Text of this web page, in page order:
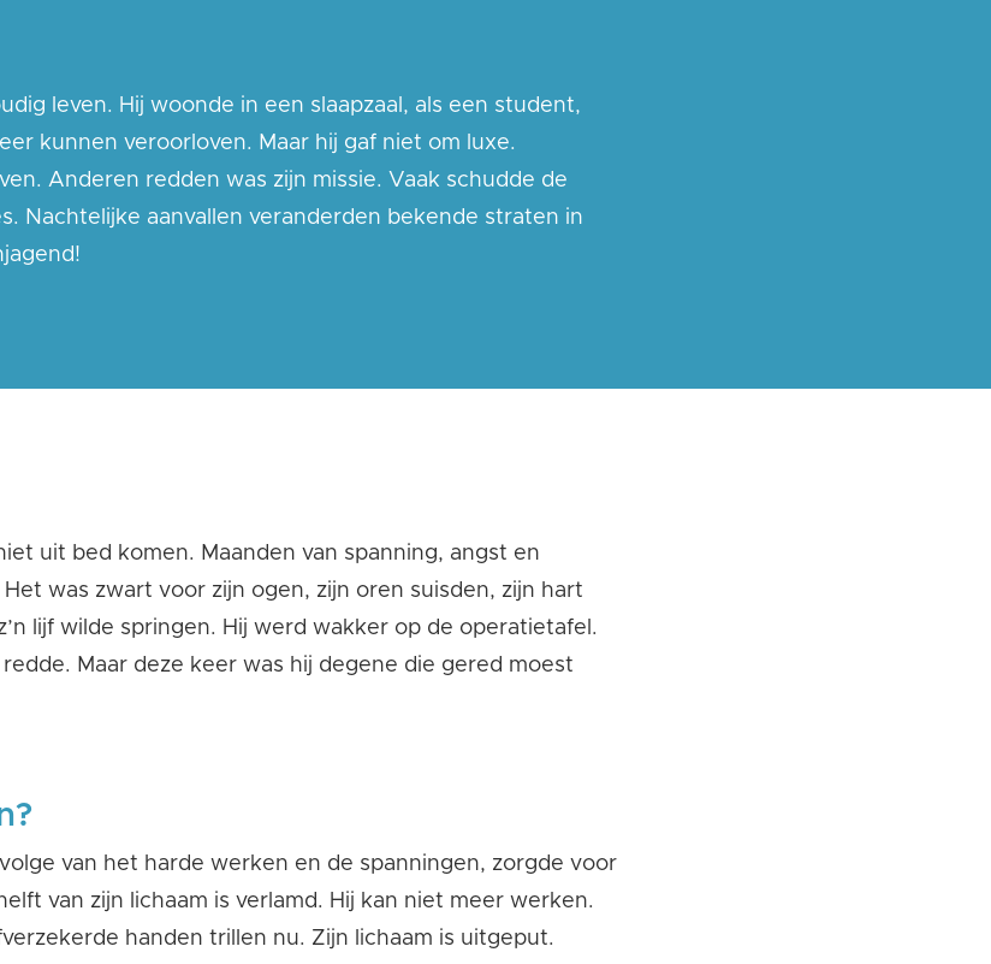
leven. Hij woonde in een slaapzaal, als een student,
kunnen veroorloven. Maar hij gaf niet om luxe.
Anderen redden was zijn missie. Vaak schudde de
Nachtelijke aanvallen veranderden bekende straten in
uit bed komen. Maanden van spanning, angst en
was zwart voor zijn ogen, zijn oren suisden, zijn hart
lijf wilde springen. Hij werd wakker op de operatietafel.
Maar deze keer was hij degene die gered moest
van het harde werken en de spanningen, zorgde voor
van zijn lichaam is verlamd. Hij kan niet meer werken.
handen trillen nu. Zijn lichaam is uitgeput.